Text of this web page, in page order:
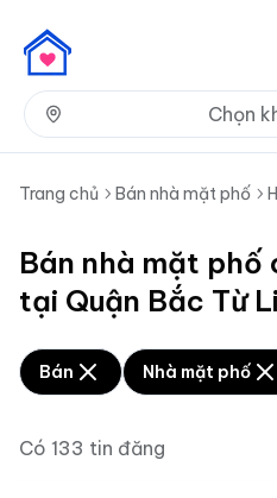
Chọn
Trang chủ Bán nhà mặt phố
Bán nhà mặt
tại Quận Bắc Từ
Bán Nhà mặt phố
Có 133 tin đăng